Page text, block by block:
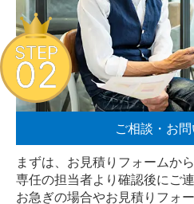
ご相談・お
まずは、お見積りフォームか
専任の担当者より確認後にご
お急ぎの場合やお見積りフォ
STEP
02